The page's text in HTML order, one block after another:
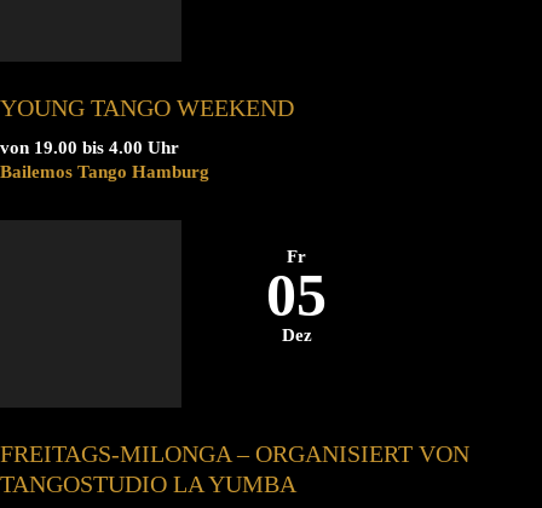
YOUNG TANGO WEEKEND
von 19.00 bis 4.00 Uhr
Bailemos Tango Hamburg
Fr
05
Dez
FREITAGS-MILONGA – ORGANISIERT VON
TANGOSTUDIO LA YUMBA